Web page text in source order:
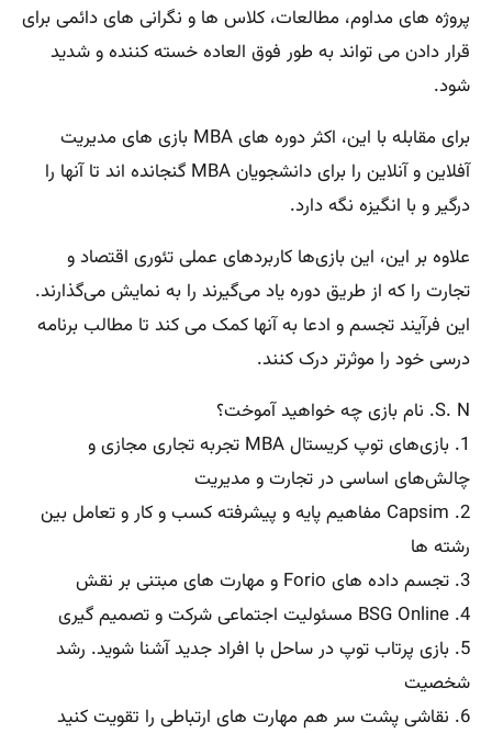
پروژه های مداوم، مطالعات، کلاس ها و نگرانی های دائمی برای
قرار دادن می تواند به طور فوق العاده خسته کننده و شدید
شود.
برای مقابله با این، اکثر دوره های MBA بازی های مدیریت
آفلاین و آنلاین را برای دانشجویان MBA گنجانده اند تا آنها را
درگیر و با انگیزه نگه دارد.
علاوه بر این، این بازی‌ها کاربردهای عملی تئوری اقتصاد و
تجارت را که از طریق دوره یاد می‌گیرند را به نمایش می‌گذارند.
این فرآیند تجسم و ادعا به آنها کمک می کند تا مطالب برنامه
درسی خود را موثرتر درک کنند.
S. N. نام بازی چه خواهید آموخت؟
1. بازی‌های توپ کریستال MBA تجربه تجاری مجازی و
چالش‌های اساسی در تجارت و مدیریت
2. Capsim مفاهیم پایه و پیشرفته کسب و کار و تعامل بین
رشته ها
3. تجسم داده های Forio و مهارت های مبتنی بر نقش
4. BSG Online مسئولیت اجتماعی شرکت و تصمیم گیری
5. بازی پرتاب توپ در ساحل با افراد جدید آشنا شوید. رشد
شخصیت
6. نقاشی پشت سر هم مهارت های ارتباطی را تقویت کنید